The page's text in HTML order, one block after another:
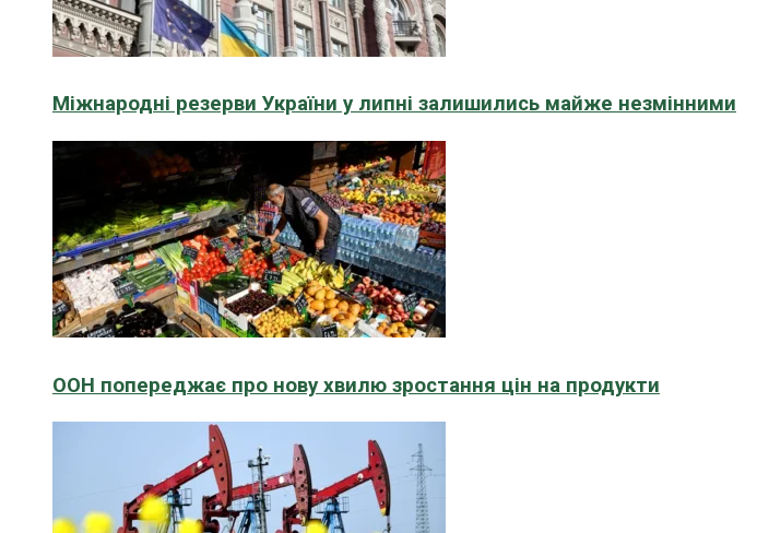
Міжнародні резерви України у липні залишились майже незмінними
ООН попереджає про нову хвилю зростання цін на продукти